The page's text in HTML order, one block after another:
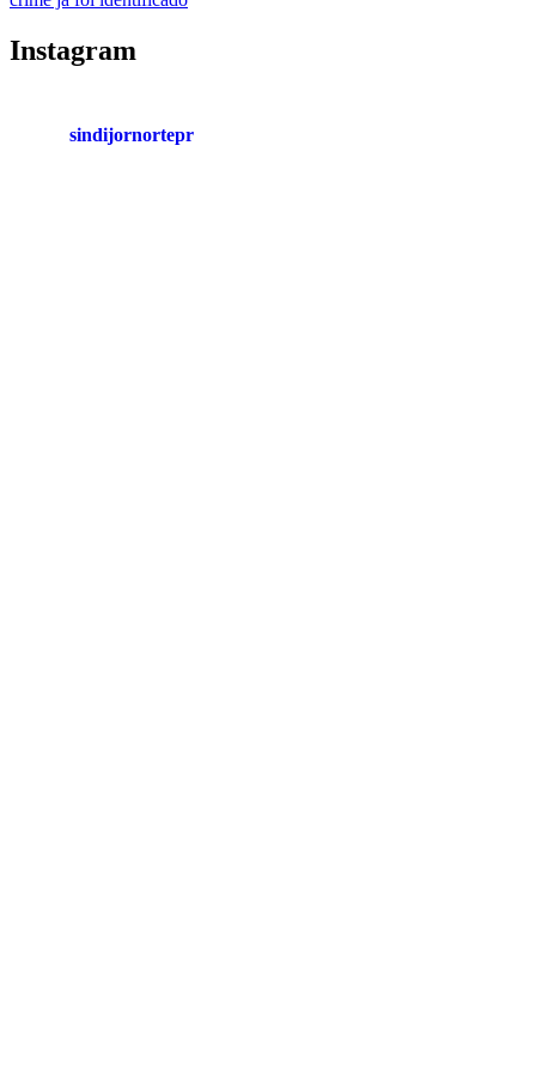
Instagram
sindijornortepr